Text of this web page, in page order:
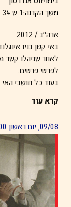
משך הקרנה:1 ש 34 דק׳
ארה״ב / 2012
לאחר שניהלו קשר
לפרטי פרטים.
בעוד כל תושבי האי
הילדים לעולם
קרא עוד
09/08, יום ראשון 20:00